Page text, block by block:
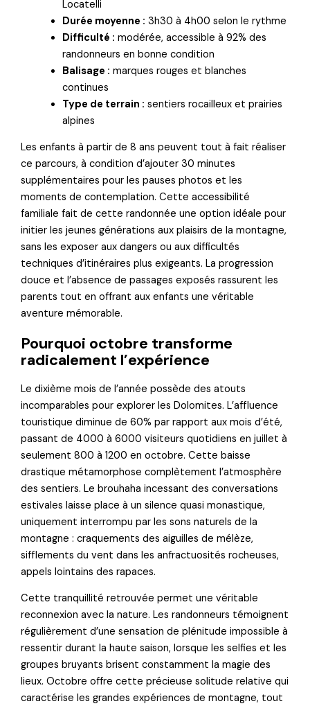
Locatelli
Durée moyenne : 3h30 à 4h00 selon le rythme
Difficulté : modérée, accessible à 92% des
randonneurs en bonne condition
Balisage : marques rouges et blanches
continues
Type de terrain : sentiers rocailleux et prairies
alpines
Les enfants à partir de 8 ans peuvent tout à fait réaliser
ce parcours, à condition d’ajouter 30 minutes
supplémentaires pour les pauses photos et les
moments de contemplation. Cette accessibilité
familiale fait de cette randonnée une option idéale pour
initier les jeunes générations aux plaisirs de la montagne,
sans les exposer aux dangers ou aux difficultés
techniques d’itinéraires plus exigeants. La progression
douce et l’absence de passages exposés rassurent les
parents tout en offrant aux enfants une véritable
aventure mémorable.
Pourquoi octobre transforme
radicalement l’expérience
Le dixième mois de l’année possède des atouts
incomparables pour explorer les Dolomites. L’affluence
touristique diminue de 60% par rapport aux mois d’été,
passant de 4000 à 6000 visiteurs quotidiens en juillet à
seulement 800 à 1200 en octobre. Cette baisse
drastique métamorphose complètement l’atmosphère
des sentiers. Le brouhaha incessant des conversations
estivales laisse place à un silence quasi monastique,
uniquement interrompu par les sons naturels de la
montagne : craquements des aiguilles de mélèze,
sifflements du vent dans les anfractuosités rocheuses,
appels lointains des rapaces.
Cette tranquillité retrouvée permet une véritable
reconnexion avec la nature. Les randonneurs témoignent
régulièrement d’une sensation de plénitude impossible à
ressentir durant la haute saison, lorsque les selfies et les
groupes bruyants brisent constamment la magie des
lieux. Octobre offre cette précieuse solitude relative qui
caractérise les grandes expériences de montagne, tout